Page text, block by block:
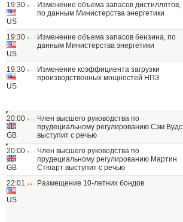
19:30
US
Изменение объема запасов дистиллятов,
по данным Министерства энергетики
19:30
US
Изменение объема запасов бензина, по
данным Министерства энергетики
19:30
US
Изменение коэффициента загрузки
производственных мощностей НПЗ
20:00
GB
Член высшего руководства по
прудециальному регулированию Сэм Вудс
выступит с речью
20:00
GB
Член высшего руководства по
прудециальному регулированию Мартин
Стюарт выступит с речью
22:01
US
Размещение 10-летних бондов